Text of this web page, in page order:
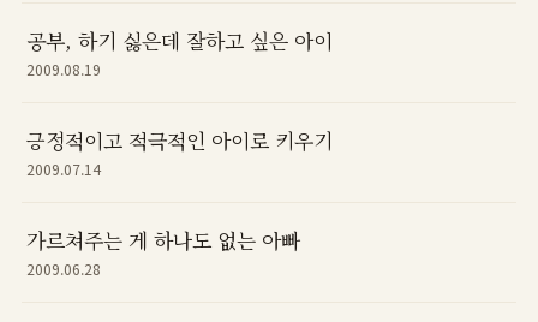
공부, 하기 싫은데 잘하고 싶은 아이
2009.08.19
긍정적이고 적극적인 아이로 키우기
2009.07.14
가르쳐주는 게 하나도 없는 아빠
2009.06.28